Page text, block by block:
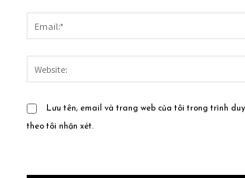
Lưu tên, email và trang web của tôi trong trình
theo tôi nhận xét.